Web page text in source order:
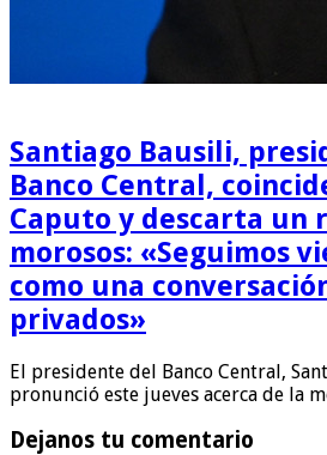
Santiago Bausili,
Banco Central,
Caputo y descarta un
morosos: «Seguimos
como una
privados»
El presidente del Banco Central,
pronunció este jueves acerca de la
Dejanos tu comentario